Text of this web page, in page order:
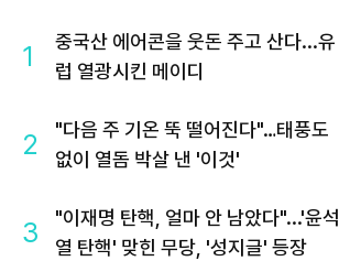
1
중국산 에어콘을 웃돈 주고 산다...유
럽 열광시킨 메이디
2
"다음 주 기온 뚝 떨어진다"…태풍도
없이 열돔 박살 낸 '이것'
3
"이재명 탄핵, 얼마 안 남았다"...'윤석
열 탄핵' 맞힌 무당, '성지글' 등장